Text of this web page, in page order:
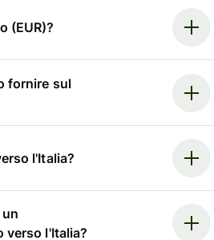
(EUR)?
fornire sul
l'Italia?
verso l'Italia?